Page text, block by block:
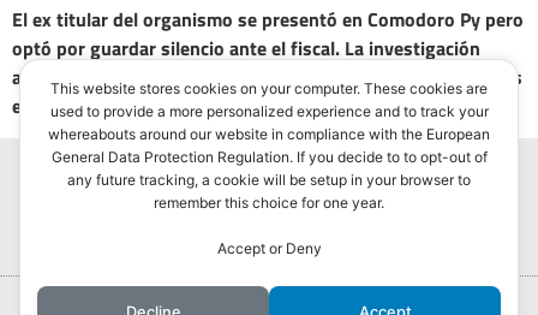
El ex titular del organismo se presentó en Comodoro Py pero
optó por guardar silencio ante el fiscal. La investigación
apunta a un esquema de sobreprecios y retornos millonarios
en la compra de medicamentos e insumos.
Portada Hurlingham Post ®2022
This website stores cookies on your computer. These cookies are
used to provide a more personalized experience and to track your
whereabouts around our website in compliance with the European
General Data Protection Regulation. If you decide to to opt-out of
any future tracking, a cookie will be setup in your browser to
remember this choice for one year.
Accept or Deny